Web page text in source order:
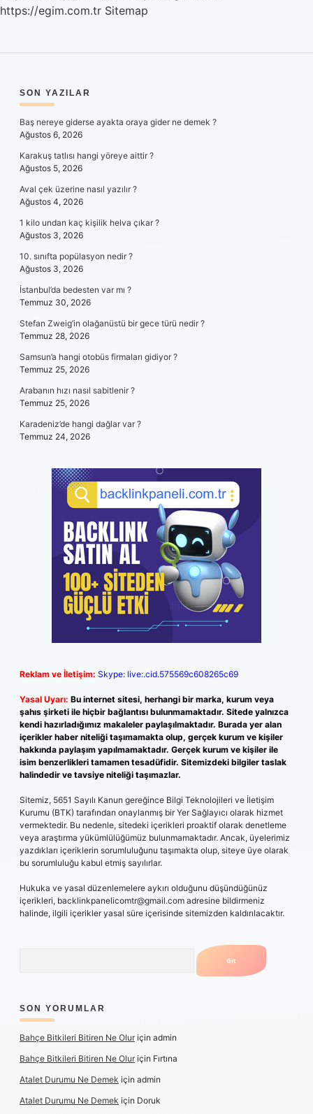
https://egim.com.tr Sitemap
SIDEBAR
SON YAZILAR
Baş nereye giderse ayakta oraya gider ne demek ?
Ağustos 6, 2026
Karakuş tatlısı hangi yöreye aittir ?
Ağustos 5, 2026
Aval çek üzerine nasıl yazılır ?
Ağustos 4, 2026
1 kilo undan kaç kişilik helva çıkar ?
Ağustos 3, 2026
10. sınıfta popülasyon nedir ?
Ağustos 3, 2026
İstanbul’da bedesten var mı ?
Temmuz 30, 2026
Stefan Zweig’in olağanüstü bir gece türü nedir ?
Temmuz 28, 2026
Samsun’a hangi otobüs firmaları gidiyor ?
Temmuz 25, 2026
Arabanın hızı nasıl sabitlenir ?
Temmuz 25, 2026
Karadeniz’de hangi dağlar var ?
Temmuz 24, 2026
Reklam ve İletişim: Skype: live:.cid.575569c608265c69
Yasal Uyarı: Bu internet sitesi, herhangi bir marka, kurum veya
şahıs şirketi ile hiçbir bağlantısı bulunmamaktadır. Sitede yalnızca
kendi hazırladığımız makaleler paylaşılmaktadır. Burada yer alan
içerikler haber niteliği taşımamakta olup, gerçek kurum ve kişiler
hakkında paylaşım yapılmamaktadır. Gerçek kurum ve kişiler ile
isim benzerlikleri tamamen tesadüfidir. Sitemizdeki bilgiler taslak
halindedir ve tavsiye niteliği taşımazlar.
Sitemiz, 5651 Sayılı Kanun gereğince Bilgi Teknolojileri ve İletişim
Kurumu (BTK) tarafından onaylanmış bir Yer Sağlayıcı olarak hizmet
vermektedir. Bu nedenle, sitedeki içerikleri proaktif olarak denetleme
veya araştırma yükümlülüğümüz bulunmamaktadır. Ancak, üyelerimiz
yazdıkları içeriklerin sorumluluğunu taşımakta olup, siteye üye olarak
bu sorumluluğu kabul etmiş sayılırlar.
Hukuka ve yasal düzenlemelere aykırı olduğunu düşündüğünüz
içerikleri, backlinkpanelicomtr@gmail.com adresine bildirmeniz
halinde, ilgili içerikler yasal süre içerisinde sitemizden kaldırılacaktır.
SON YORUMLAR
Bahçe Bitkileri Bitiren Ne Oluriçin admin
Bahçe Bitkileri Bitiren Ne Oluriçin Fırtına
Atalet Durumu Ne Demek için admin
Atalet Durumu Ne Demek için Doruk